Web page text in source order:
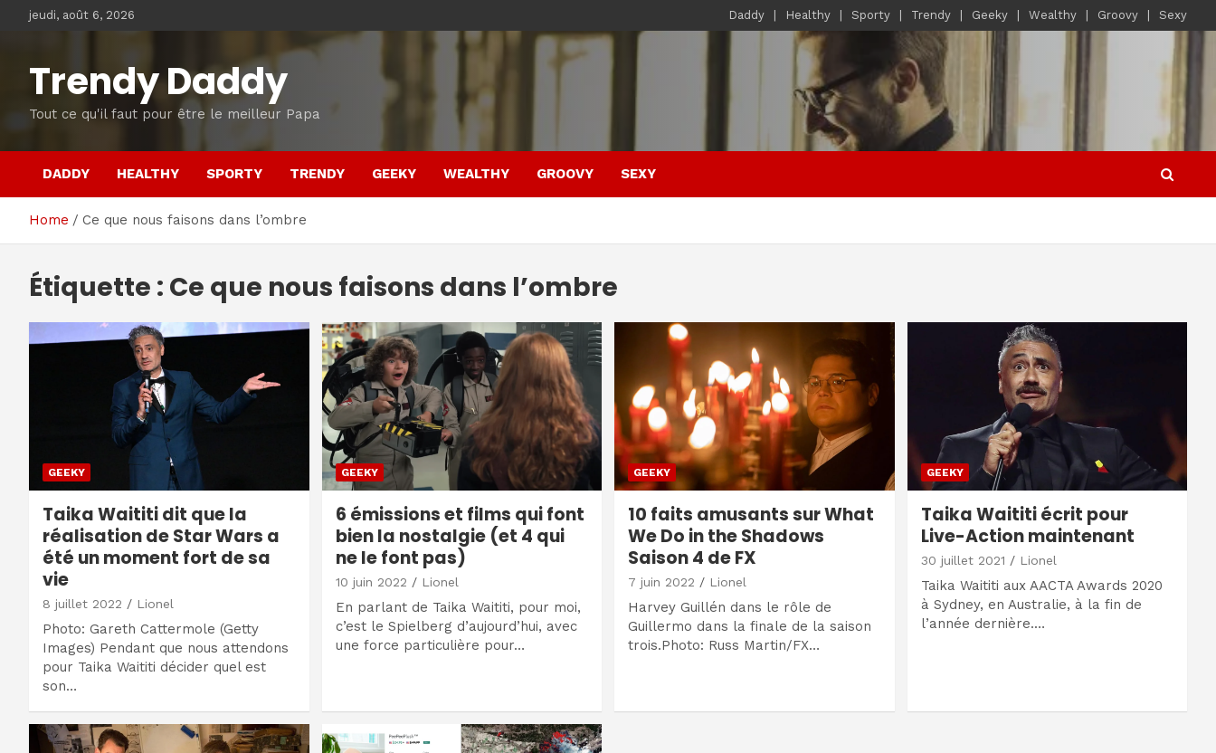
jeudi, août 6, 2026 Daddy Healthy Sporty Trendy Geeky Wealthy Groovy Sexy
Trendy Daddy
Tout ce qu'il faut pour être le meilleur Papa
DADDY HEALTHY SPORTY TRENDY GEEKY WEALTHY GROOVY SEXY
Home Ce que nous faisons dans l’ombre
Étiquette : Ce que nous faisons dans l’ombre
GEEKY
Taika Waititi dit que la
réalisation de Star Wars a
été un moment fort de sa
vie
8 juillet 2022 Lionel
Photo: Gareth Cattermole (Getty
Images) Pendant que nous attendons
pour Taika Waititi décider quel est
son…
GEEKY
6 émissions et films qui font
bien la nostalgie (et 4 qui
ne le font pas)
10 juin 2022 Lionel
En parlant de Taika Waititi, pour moi,
c’est le Spielberg d’aujourd’hui, avec
une force particulière pour…
GEEKY
10 faits amusants sur What
We Do in the Shadows
Saison 4 de FX
7 juin 2022 Lionel
Harvey Guillén dans le rôle de
Guillermo dans la finale de la saison
trois.Photo: Russ Martin/FX…
GEEKY
Taika Waititi écrit pour
Live-Action maintenant
30 juillet 2021 Lionel
Taika Waititi aux AACTA Awards 2020
à Sydney, en Australie, à la fin de
l’année dernière.…